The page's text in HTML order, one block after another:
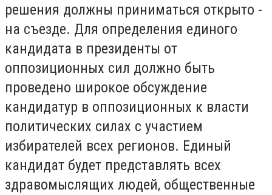
решения должны приниматься открыто -
на съезде. Для определения единого
кандидата в президенты от
оппозиционных сил должно быть
проведено широкое обсуждение
кандидатур в оппозиционных к власти
политических силах с участием
избирателей всех регионов. Единый
кандидат будет представлять всех
здравомыслящих людей, общественные